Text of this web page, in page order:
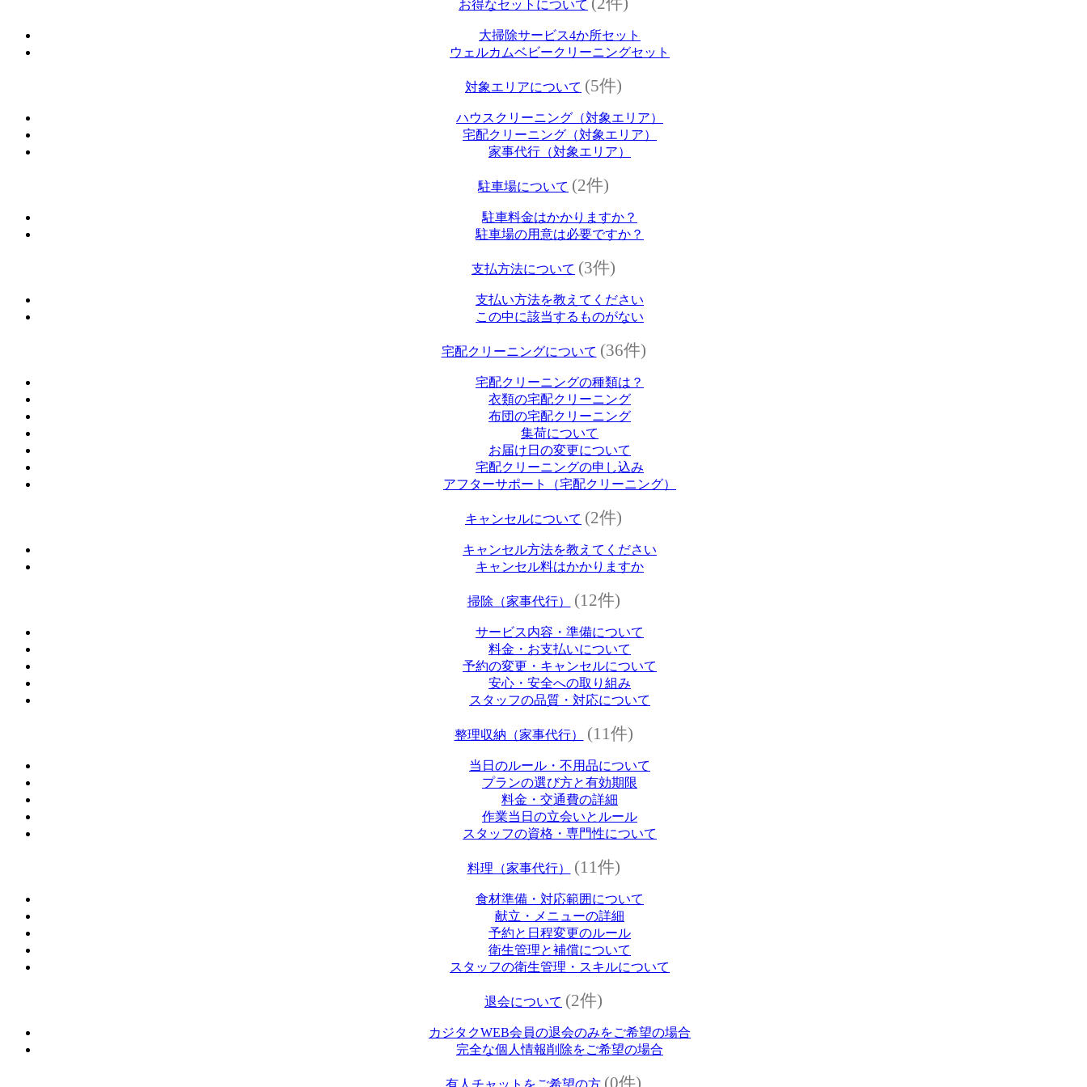
お得なセットについて
大掃除サービス4か所セット
ウェルカムベビークリーニングセット
対象エリアについて (5件)
ハウスクリーニング（対象エリア）
宅配クリーニング（対象エリア）
家事代行（対象エリア）
駐車場について (2件)
駐車料金はかかりますか？
駐車場の用意は必要ですか？
支払方法について (3件)
支払い方法を教えてください
この中に該当するものがない
宅配クリーニングについて (36件)
宅配クリーニングの種類は？
衣類の宅配クリーニング
布団の宅配クリーニング
集荷について
お届け日の変更について
宅配クリーニングの申し込み
アフターサポート（宅配クリーニング）
キャンセルについて (2件)
キャンセル方法を教えてください
キャンセル料はかかりますか
掃除（家事代行） (12件)
サービス内容・準備について
料金・お支払いについて
予約の変更・キャンセルについて
安心・安全への取り組み
スタッフの品質・対応について
整理収納（家事代行） (11件)
当日のルール・不用品について
プランの選び方と有効期限
料金・交通費の詳細
作業当日の立会いとルール
スタッフの資格・専門性について
料理（家事代行） (11件)
食材準備・対応範囲について
献立・メニューの詳細
予約と日程変更のルール
衛生管理と補償について
スタッフの衛生管理・スキルについて
退会について (2件)
カジタクWEB会員の退会のみをご希望の場合
完全な個人情報削除をご希望の場合
有人チャットをご希望の方 (0件)